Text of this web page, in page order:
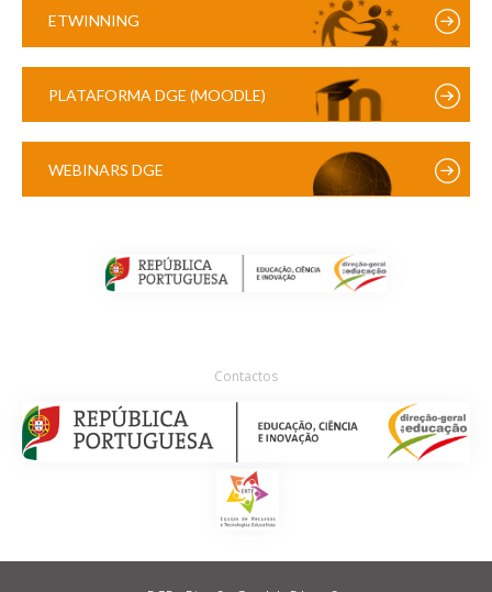
ETWINNING
PLATAFORMA DGE (MOODLE)
WEBINARS DGE
Contactos